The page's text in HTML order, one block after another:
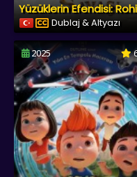
Dublaj & Altyazı
2025